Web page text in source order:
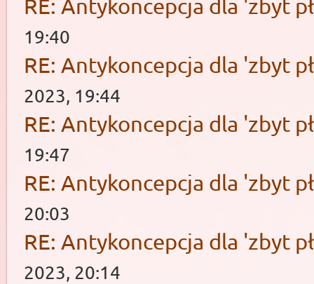
RE: Antykoncepcja dla 'zbyt
19:40
RE: Antykoncepcja dla 'zbyt
2023, 19:44
RE: Antykoncepcja dla 'zbyt
19:47
RE: Antykoncepcja dla 'zbyt
20:03
RE: Antykoncepcja dla 'zbyt
2023, 20:14